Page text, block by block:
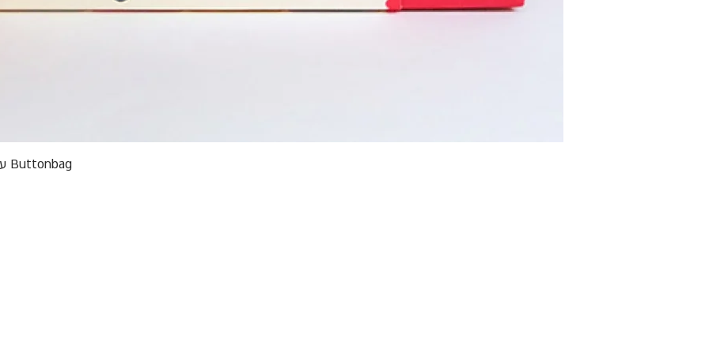
Buttonbag ערכת סריגה לילדים מבצע אריזות פגומות